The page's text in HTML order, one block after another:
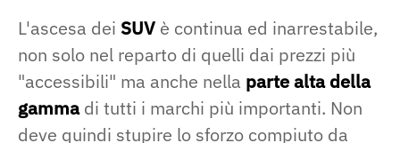
L'ascesa dei SUV è continua ed inarrestabile,
non solo nel reparto di quelli dai prezzi più
"accessibili" ma anche nella parte alta della
gammadi tutti i marchi più importanti. Non
deve quindi stupire lo sforzo compiuto da